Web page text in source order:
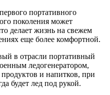
портативного
поколения может
делает жизнь на свежем
еще более комфортной.
в отрасли портативный
ледогенератором,
и напитков, при
будет лед под рукой.